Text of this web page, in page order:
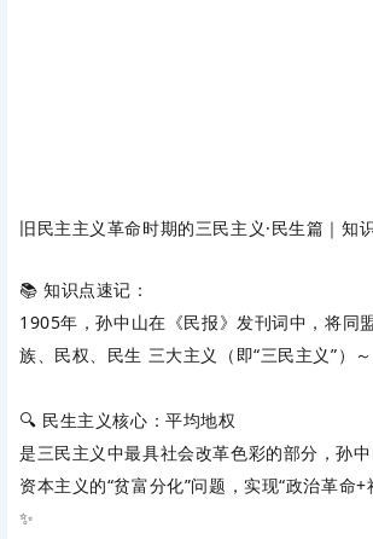
旧民主主义革命时期的三民主义·民生篇｜知
📚 ‌知识点速记 ‌：
1905年，孙中山在《民报》发刊词中，将同
族、民权、民生 ‌ 三大主义（即“三民主义”）～
🔍 民生主义核心：平均地权
是三民主义中‌最具社会改革色彩的部分，孙
资本主义的“贫富分化”问题，实现“政治革命
✨